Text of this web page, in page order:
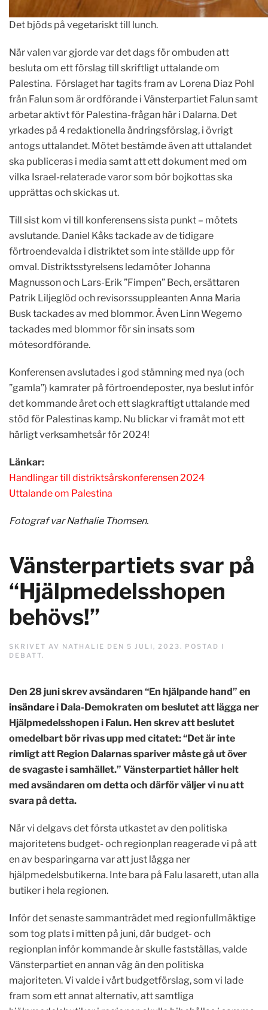
Det bjöds på vegetariskt till lunch.
När valen var gjorde var det dags för ombuden att
besluta om ett förslag till skriftligt uttalande om
Palestina. Förslaget har tagits fram av Lorena Diaz Pohl
från Falun som är ordförande i Vänsterpartiet Falun samt
arbetar aktivt för Palestina-frågan här i Dalarna. Det
yrkades på 4 redaktionella ändringsförslag, i övrigt
antogs uttalandet. Mötet bestämde även att uttalandet
ska publiceras i media samt att ett dokument med om
vilka Israel-relaterade varor som bör bojkottas ska
upprättas och skickas ut.
Till sist kom vi till konferensens sista punkt – mötets
avslutande. Daniel Kåks tackade av de tidigare
förtroendevalda i distriktet som inte ställde upp för
omval. Distriktsstyrelsens ledamöter Johanna
Magnusson och Lars-Erik ”Fimpen” Bech, ersättaren
Patrik Liljeglöd och revisorssuppleanten Anna Maria
Busk tackades av med blommor. Även Linn Wegemo
tackades med blommor för sin insats som
mötesordförande.
Konferensen avslutades i god stämning med nya (och
”gamla”) kamrater på förtroendeposter, nya beslut inför
det kommande året och ett slagkraftigt uttalande med
stöd för Palestinas kamp. Nu blickar vi framåt mot ett
härligt verksamhetsår för 2024!
Länkar:
Handlingar till distriktsårskonferensen 2024
Uttalande om Palestina
Fotograf var Nathalie Thomsen.
Vänsterpartiets svar på
“Hjälpmedelsshopen
behövs!”
SKRIVET AV NATHALIE DEN 5 JULI, 2023 . POSTAD I
DEBATT.
Den 28 juni skrev avsändaren “En hjälpande hand” en
insändarei Dala-Demokraten om beslutet att lägga ner
Hjälpmedelsshopen i Falun. Hen skrev att beslutet
omedelbart bör rivas upp med citatet: “Det är inte
rimligt att Region Dalarnas spariver måste gå ut över
de svagaste i samhället.” Vänsterpartiet håller helt
med avsändaren om detta och därför väljer vi nu att
svara på detta.
När vi delgavs det första utkastet av den politiska
majoritetens budget- och regionplan reagerade vi på att
en av besparingarna var att just lägga ner
hjälpmedelsbutikerna. Inte bara på Falu lasarett, utan alla
butiker i hela regionen.
Inför det senaste sammanträdet med regionfullmäktige
som tog plats i mitten på juni, där budget- och
regionplan inför kommande år skulle fastställas, valde
Vänsterpartiet en annan väg än den politiska
majoriteten. Vi valde i vårt budgetförslag, som vi lade
fram som ett annat alternativ, att samtliga